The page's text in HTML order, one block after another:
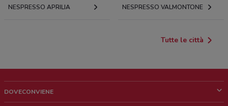
NESPRESSO APRILIA NESPRESSO VALMONTONE
Tutte le città
DOVECONVIENE